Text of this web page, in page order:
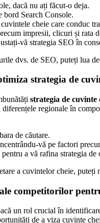
dacă nu ați făcut-o deja.
Search Console.
cheie care conduc
impresii, clicuri și rata
vă strategia SEO în
dvs. de SEO, puteți lua
strategia de
strategia de cuvinte
regionale în
de căutare.
vă pe factori
a vă rafina strategia
a cuvintelor cheie,
competitorilor
un rol crucial în
de a viza cuvinte